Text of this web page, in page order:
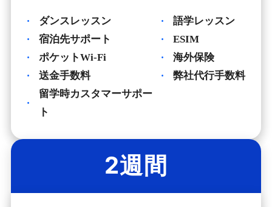
ダンスレッスン
宿泊先サポート
ポケットWi-Fi
送金手数料
留学時カスタマーサポー
ト
語学レッスン
ESIM
海外保険
弊社代行手数料
2週間